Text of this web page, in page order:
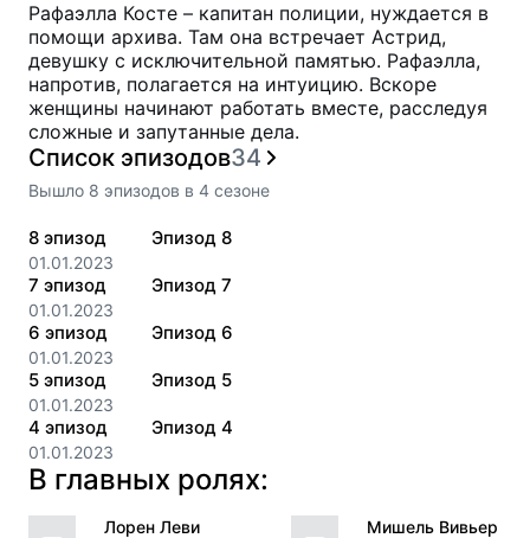
Рафаэлла Косте – капитан полиции, нуждается в
помощи архива. Там она встречает Астрид,
девушку с исключительной памятью. Рафаэлла,
напротив, полагается на интуицию. Вскоре
женщины начинают работать вместе, расследуя
сложные и запутанные дела.
Список эпизодов34
Вышло 8 эпизодов в 4 сезоне
8 эпизод
01.01.2023
Эпизод 8
7 эпизод
01.01.2023
Эпизод 7
6 эпизод
01.01.2023
Эпизод 6
5 эпизод
01.01.2023
Эпизод 5
4 эпизод
01.01.2023
Эпизод 4
В главных ролях:
Лорен Леви Мишель Вивьер